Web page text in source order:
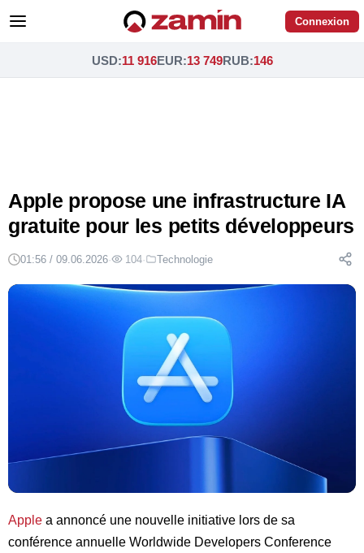
Connexion
USD:11 916EUR:13 749RUB:146
Apple propose une infrastructure IA
gratuite pour les petits développeurs
01:56 / 09.06.2026· 104· Technologie
Apple a annoncé une nouvelle initiative lors de sa
conférence annuelle Worldwide Developers Conference